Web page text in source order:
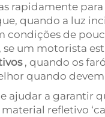
rapidamente
quando a luz
condições de
um motorista
, quando os
quando
ajudar a garantir
refletivo